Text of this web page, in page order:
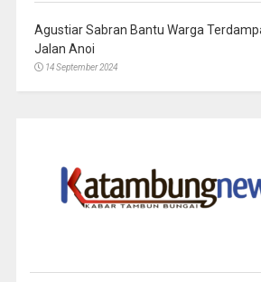
Agustiar Sabran Bantu Warga
Jalan Anoi
14 September 2024